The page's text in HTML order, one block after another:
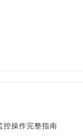
控操作完整指南